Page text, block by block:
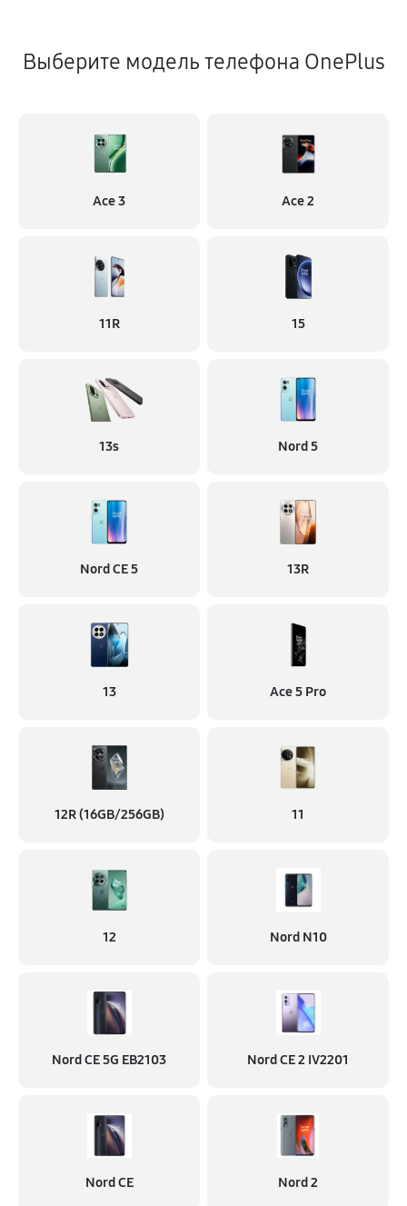
Выберите модель телефона OnePlus
Ace 3 Ace 2
11R 15
13s Nord 5
Nord CE 5 13R
13 Ace 5 Pro
12R (16GB/256GB) 11
12 Nord N10
Nord CE 5G EB2103 Nord CE 2 IV2201
Nord CE Nord 2